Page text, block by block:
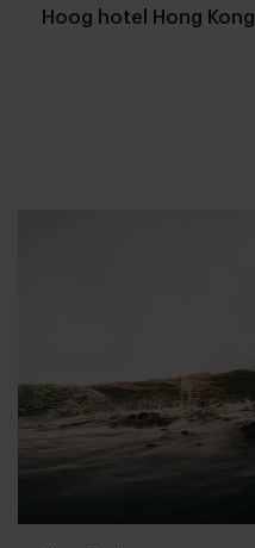
Hoog hotel Hong Kong